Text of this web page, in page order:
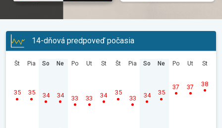
14-dňová predpoveď počasia
Št
35
Pia
35
So
34
Ne
34
Po
33
Ut
33
St
34
Št
35
Pia
33
So
34
Ne
35
Po
37
Ut
37
St
38